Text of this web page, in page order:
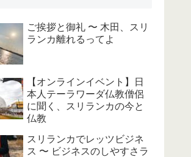
ご挨拶と御礼 〜 木田、スリ
ランカ離れるってよ
【オンラインイベント】日
本人テーラワーダ仏教僧侶
に聞く、スリランカの今と
仏教
スリランカでレッツビジネ
ス 〜 ビジネスのしやすさラ